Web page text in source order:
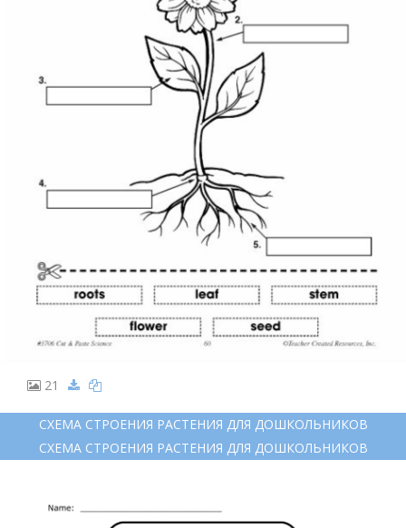
21
СХЕМА СТРОЕНИЯ РАСТЕНИЯ ДЛЯ ДОШКОЛЬНИКОВ
СХЕМА СТРОЕНИЯ РАСТЕНИЯ ДЛЯ ДОШКОЛЬНИКОВ